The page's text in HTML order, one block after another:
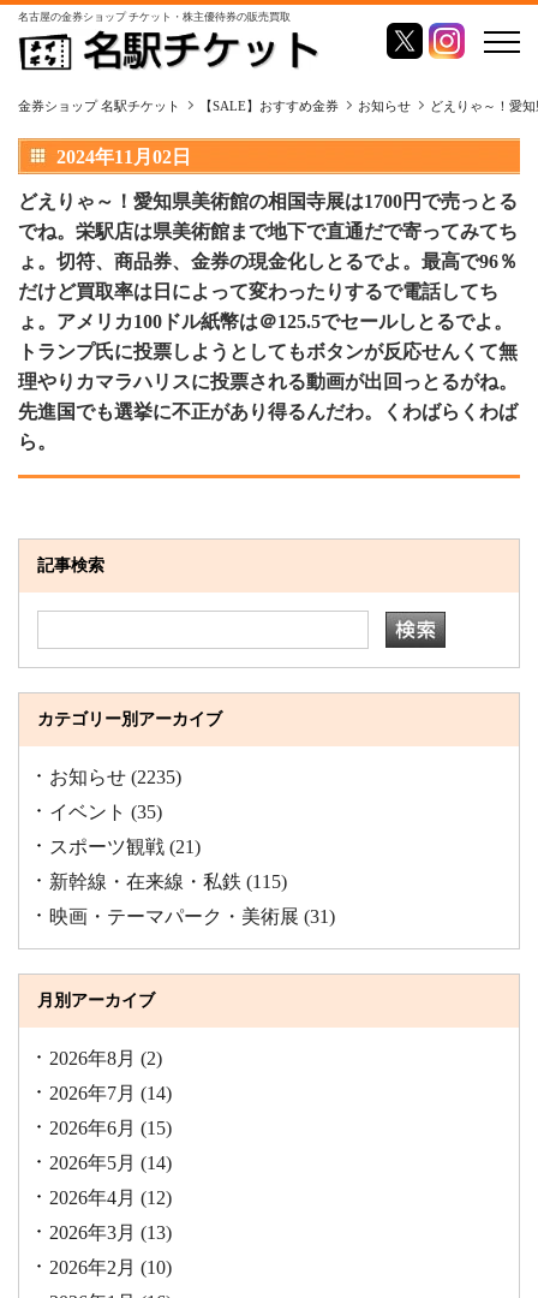
名古屋の金券ショップ チケット・株主優待券の販売買取
金券ショップ 名駅チケット 【SALE】おすすめ金券 お知らせ どえりゃ～！愛
2024年11月02日
どえりゃ～！愛知県美術館の相国寺展は1700円で売っとる
でね。栄駅店は県美術館まで地下で直通だで寄ってみてち
ょ。切符、商品券、金券の現金化しとるでよ。最高で96％
だけど買取率は日によって変わったりするで電話してち
ょ。アメリカ100ドル紙幣は＠125.5でセールしとるでよ。
トランプ氏に投票しようとしてもボタンが反応せんくて無
理やりカマラハリスに投票される動画が出回っとるがね。
先進国でも選挙に不正があり得るんだわ。くわばらくわば
ら。
記事検索
カテゴリー別アーカイブ
お知らせ (2235)
イベント (35)
スポーツ観戦 (21)
新幹線・在来線・私鉄 (115)
映画・テーマパーク・美術展 (31)
月別アーカイブ
2026年8月 (2)
2026年7月 (14)
2026年6月 (15)
2026年5月 (14)
2026年4月 (12)
2026年3月 (13)
2026年2月 (10)